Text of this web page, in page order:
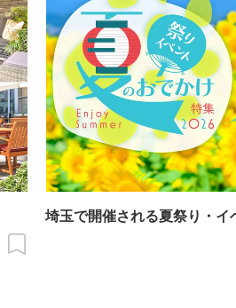
埼玉で開催される夏祭り・イ